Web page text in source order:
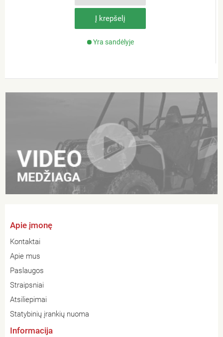
Į krepšelį
Yra sandėlyje
Apie įmonę
Kontaktai
Apie mus
Paslaugos
Straipsniai
Atsiliepimai
Statybinių įrankių nuoma
Informacija